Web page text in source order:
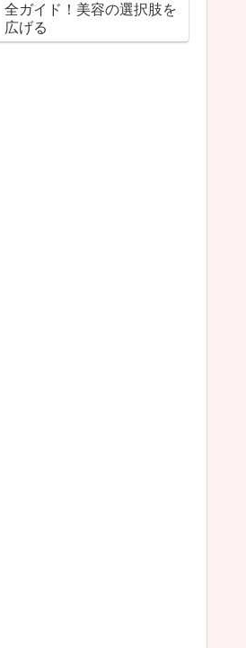
全ガイド！美容の選択肢を
広げる